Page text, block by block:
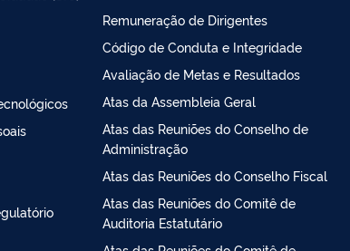
Remuneração de Dirigentes
Código de Conduta e Integridade
Avaliação de Metas e Resultados
Atas da Assembleia Geral
Atas das Reuniões do Conselho de
Administração
Atas das Reuniões do Conselho Fiscal
Atas das Reuniões do Comitê de
Auditoria Estatutário